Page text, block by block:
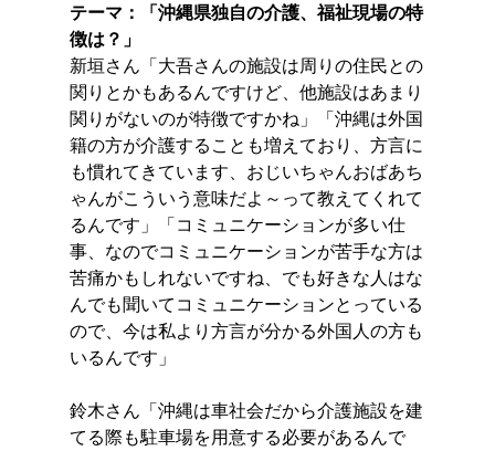
テーマ：「沖縄県独自の介護、福祉現場の特
徴は？」
新垣さん「大吾さんの施設は周りの住民との
関りとかもあるんですけど、他施設はあまり
関りがないのが特徴ですかね」「沖縄は外国
籍の方が介護することも増えており、方言に
も慣れてきています、おじいちゃんおばあち
ゃんがこういう意味だよ～って教えてくれて
るんです」「コミュニケーションが多い仕
事、なのでコミュニケーションが苦手な方は
苦痛かもしれないですね、でも好きな人はな
んでも聞いてコミュニケーションとっている
ので、今は私より方言が分かる外国人の方も
いるんです」
鈴木さん「沖縄は車社会だから介護施設を建
てる際も駐車場を用意する必要があるんで